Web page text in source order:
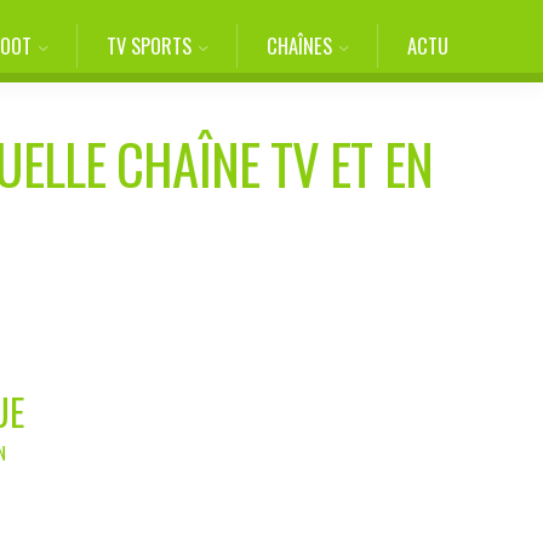
TV SPORTS CHAÎNES ACTU
CHAÎNE TV ET EN